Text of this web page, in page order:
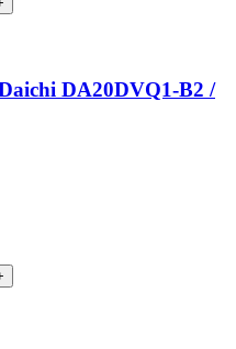
DA20DVQ1-B2 /